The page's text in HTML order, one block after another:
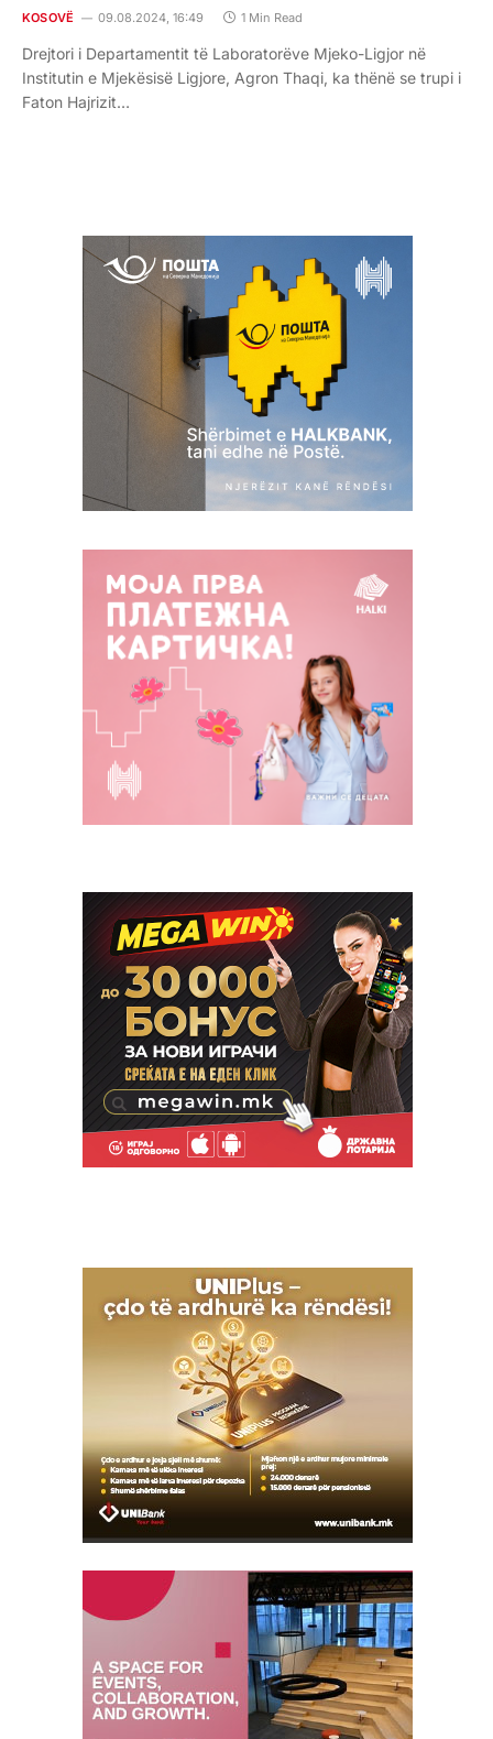
KOSOVË 09.08.2024, 16:49 1 Min Read
Drejtori i Departamentit të Laboratorëve Mjeko-Ligjor në
Institutin e Mjekësisë Ligjore, Agron Thaqi, ka thënë se trupi i
Faton Hajrizit…